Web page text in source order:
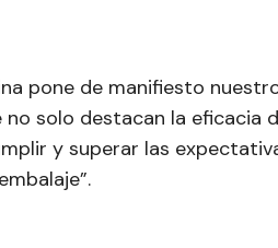
pone de manifiesto
solo destacan la
y superar las